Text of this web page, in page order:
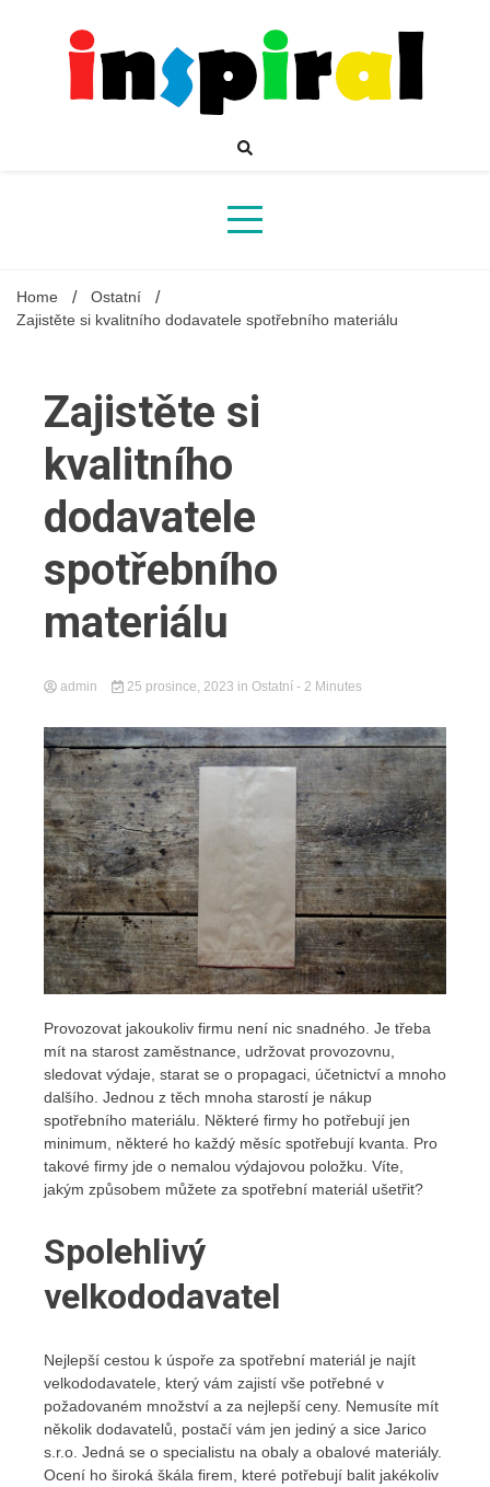
Inspiral
Inspirující mahazín plný novinek a zajímavostí
Home
Ostatní
Zajistěte si kvalitního dodavatele spotřebního materiálu
Zajistěte si
kvalitního
dodavatele
spotřebního
materiálu
admin 25 prosince, 2023 in Ostatní - 2 Minutes
Provozovat jakoukoliv firmu není nic snadného. Je třeba
mít na starost zaměstnance, udržovat provozovnu,
sledovat výdaje, starat se o propagaci, účetnictví a mnoho
dalšího. Jednou z těch mnoha starostí je nákup
spotřebního materiálu. Některé firmy ho potřebují jen
minimum, některé ho každý měsíc spotřebují kvanta. Pro
takové firmy jde o nemalou výdajovou položku. Víte,
jakým způsobem můžete za spotřební materiál ušetřit?
Spolehlivý
velkododavatel
Nejlepší cestou k úspoře za spotřební materiál je najít
velkododavatele, který vám zajistí vše potřebné v
požadovaném množství a za nejlepší ceny. Nemusíte mít
několik dodavatelů, postačí vám jen jediný a sice Jarico
s.r.o. Jedná se o specialistu na obaly a obalové materiály.
Ocení ho široká škála firem, které potřebují balit jakékoliv